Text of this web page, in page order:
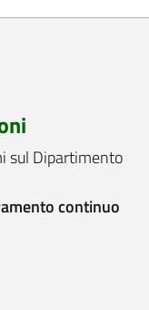
sul Dipartimento
continuo